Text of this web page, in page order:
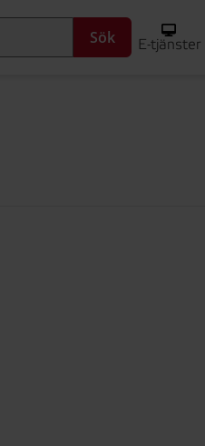
Sök E-tjänster